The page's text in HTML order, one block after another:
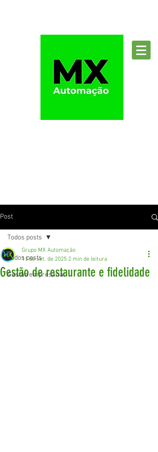
Post
Todos posts
Gestão empresarial
Todos posts
Gestão de restaurante e fidelidade
Grupo MX Automação
11 de set. de 2025 2 min de leitura